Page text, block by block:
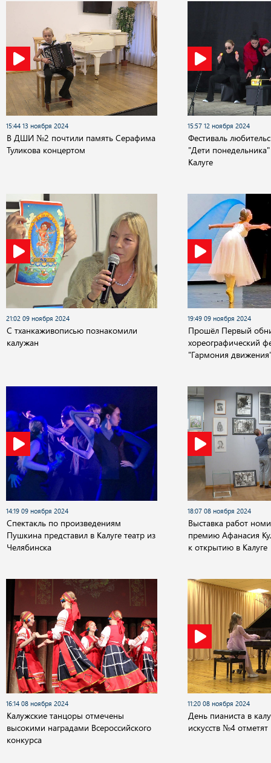
15:44 13 ноября 2024
В ДШИ №2 почтили память Серафима
Туликова концертом
15:57 12 ноября 2024
Фестиваль
"Дети
Калуге
21:02 09 ноября 2024
С тханкаживописью познакомили
калужан
19:49 09 ноября 2024
Прошёл Первый
хореографический
"Гармония
14:19 09 ноября 2024
Спектакль по произведениям
Пушкина представил в Калуге театр из
Челябинска
18:07 08 ноября 2024
Выставка работ
премию Афанасия
к открытию в Калуге
16:14 08 ноября 2024
Калужские танцоры отмечены
высокими наградами Всероссийского
конкурса
11:20 08 ноября 2024
День пианиста в
искусств №4